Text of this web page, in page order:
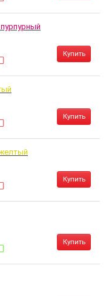
пурпурный
Купить
Купить
Купить
Купить